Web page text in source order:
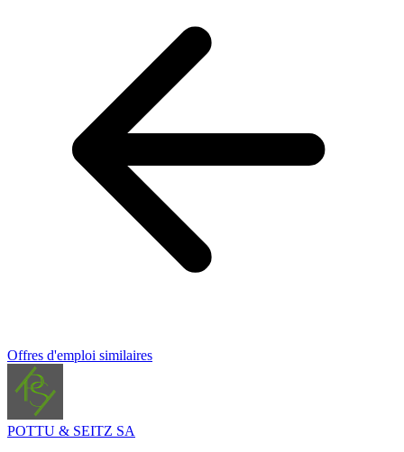
Offres d'emploi similaires
POTTU & SEITZ SA